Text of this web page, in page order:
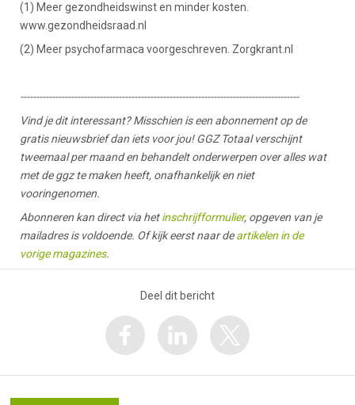
(1) Meer gezondheidswinst en minder kosten.
www.gezondheidsraad.nl
(2) Meer psychofarmaca voorgeschreven. Zorgkrant.nl
----------------------------------------------------------------------------------------
Vind je dit interessant? Misschien is een abonnement op de
gratis nieuwsbrief dan iets voor jou! GGZ Totaal verschijnt
tweemaal per maand en behandelt onderwerpen over alles wat
met de ggz te maken heeft, onafhankelijk en niet
vooringenomen.
Abonneren kan direct via hetinschrijfformulier, opgeven van je
mailadres is voldoende. Of kijk eerst naar deartikelen in de
vorige magazines.
Deel dit bericht